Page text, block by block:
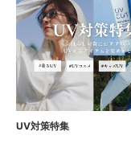
UV対策特集